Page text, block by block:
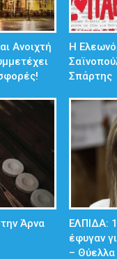
Ανοιχτή
Η
Σπάρτης
Άρνα
ΕΛΠΙΔΑ:
έφυγαν
–